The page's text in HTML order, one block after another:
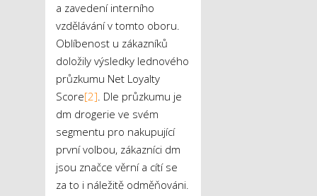
a zavedení interního
vzdělávání v tomto oboru.
Oblíbenost u zákazníků
doložily výsledky lednového
průzkumu Net Loyalty
Score[2]. Dle průzkumu je
dm drogerie ve svém
segmentu pro nakupující
první volbou, zákazníci dm
jsou značce věrní a cítí se
za to i náležitě odměňováni.